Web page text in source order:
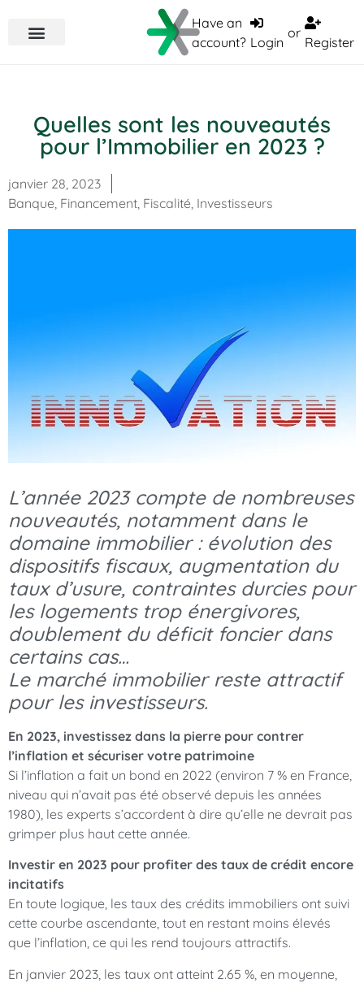
Have an
account? Login
or
Register
Quelles sont les nouveautés
pour l’Immobilier en 2023 ?
janvier 28, 2023
Banque, Financement, Fiscalité, Investisseurs
L’année 2023 compte de nombreuses
nouveautés, notamment dans le
domaine immobilier : évolution des
dispositifs fiscaux, augmentation du
taux d’usure, contraintes durcies pour
les logements trop énergivores,
doublement du déficit foncier dans
certains cas…
Le marché immobilier reste attractif
pour les investisseurs.
En 2023, investissez dans la pierre pour contrer
l’inflation et sécuriser votre patrimoine
Si l’inflation a fait un bond en 2022 (environ 7 % en France,
niveau qui n’avait pas été observé depuis les années
1980), les experts s’accordent à dire qu’elle ne devrait pas
grimper plus haut cette année.
Investir en 2023 pour profiter des taux de crédit encore
incitatifs
En toute logique, les taux des crédits immobiliers ont suivi
cette courbe ascendante, tout en restant moins élevés
que l’inflation, ce qui les rend toujours attractifs.
En janvier 2023, les taux ont atteint 2.65 %, en moyenne,